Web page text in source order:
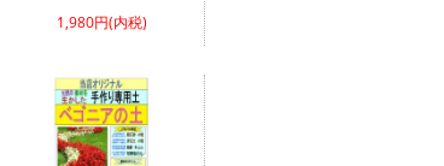
1,980円(内税)